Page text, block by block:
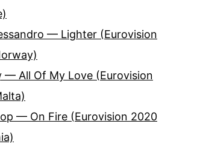
— Lighter (Eurovision
— All Of My Love (Eurovision
— On Fire (Eurovision 2020